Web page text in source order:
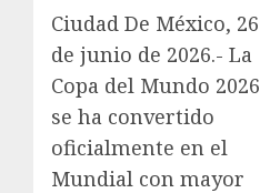
Ciudad De México, 26
de junio de 2026.- La
Copa del Mundo 2026
se ha convertido
oficialmente en el
Mundial con mayor